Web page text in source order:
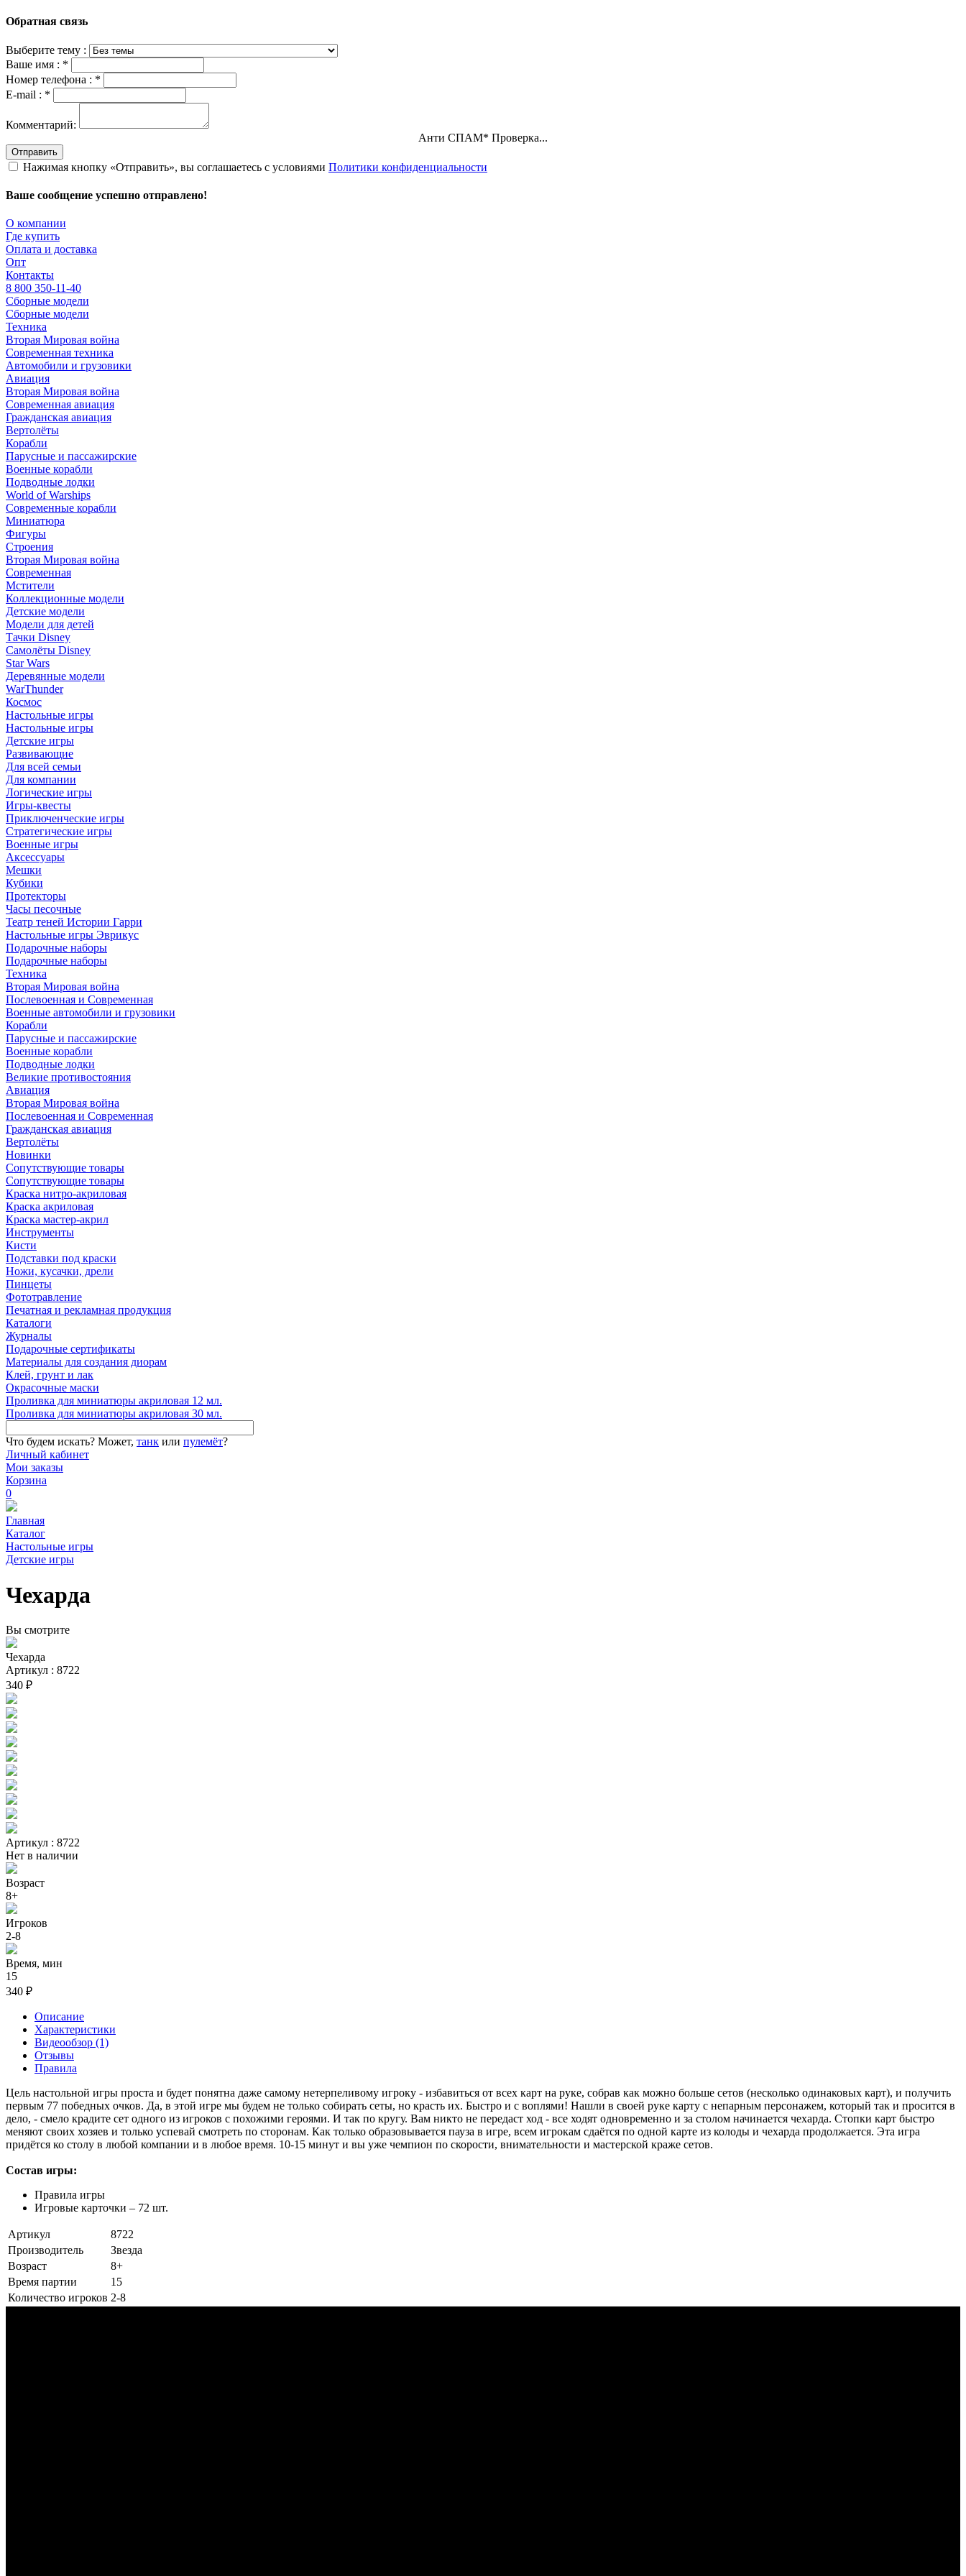
Обратная связь
Выберите тему :
Ваше имя : *
Номер телефона : *
E-mail : *
Комментарий:
Анти СПАМ* Проверка...
Отправить
Нажимая кнопку «Отправить», вы соглашаетесь с условиями Политики конфиденциальности
Ваше сообщение успешно отправлено!
О компании
Где купить
Оплата и доставка
Опт
Контакты
8 800 350-11-40
Сборные модели
Сборные модели
Техника
Вторая Мировая война
Современная техника
Автомобили и грузовики
Авиация
Вторая Мировая война
Современная авиация
Гражданская авиация
Вертолёты
Корабли
Парусные и пассажирские
Военные корабли
Подводные лодки
World of Warships
Современные корабли
Миниатюра
Фигуры
Строения
Вторая Мировая война
Современная
Мстители
Коллекционные модели
Детские модели
Модели для детей
Тачки Disney
Самолёты Disney
Star Wars
Деревянные модели
WarThunder
Космос
Настольные игры
Настольные игры
Детские игры
Развивающие
Для всей семьи
Для компании
Логические игры
Игры-квесты
Приключенческие игры
Стратегические игры
Военные игры
Аксессуары
Мешки
Кубики
Протекторы
Часы песочные
Театр теней Истории Гарри
Настольные игры Эврикус
Подарочные наборы
Подарочные наборы
Техника
Вторая Мировая война
Послевоенная и Современная
Военные автомобили и грузовики
Корабли
Парусные и пассажирские
Военные корабли
Подводные лодки
Великие противостояния
Авиация
Вторая Мировая война
Послевоенная и Современная
Гражданская авиация
Вертолёты
Новинки
Сопутствующие товары
Сопутствующие товары
Краска нитро-акриловая
Краска акриловая
Краска мастер-акрил
Инструменты
Кисти
Подставки под краски
Ножи, кусачки, дрели
Пинцеты
Фототравление
Печатная и рекламная продукция
Каталоги
Журналы
Подарочные сертификаты
Материалы для создания диорам
Клей, грунт и лак
Окрасочные маски
Проливка для миниатюры акриловая 12 мл.
Проливка для миниатюры акриловая 30 мл.
Что будем искать? Может, танк или пулемёт?
Личный кабинет
Мои заказы
Корзина
0
Главная
Каталог
Настольные игры
Детские игры
Чехарда
Вы смотрите
Чехарда
Артикул : 8722
340 ₽
Артикул : 8722
Нет в наличии
Возраст
8+
Игроков
2-8
Время, мин
15
340 ₽
Описание
Характеристики
Видеообзор (1)
Отзывы
Правила
Цель настольной игры проста и будет понятна даже самому нетерпеливому игроку - избавиться от всех карт на руке, собрав как можно больше сетов (несколько одинаковых карт), и получить
первым 77 победных очков. Да, в этой игре мы будем не только собирать сеты, но красть их. Быстро и с воплями! Нашли в своей руке карту с непарным персонажем, который так и просится в
дело, - смело крадите сет одного из игроков с похожими героями. И так по кругу. Вам никто не передаст ход - все ходят одновременно и за столом начинается чехарда. Стопки карт быстро
меняют своих хозяев и только успевай смотреть по сторонам. Как только образовывается пауза в игре, всем игрокам сдаётся по одной карте из колоды и чехарда продолжается. Эта игра
придётся ко столу в любой компании и в любое время. 10-15 минут и вы уже чемпион по скорости, внимательности и мастерской краже сетов.
Состав игры:
Правила игры
Игровые карточки – 72 шт.
Артикул
8722
Производитель
Звезда
Возраст
8+
Время партии
15
Количество игроков 2-8